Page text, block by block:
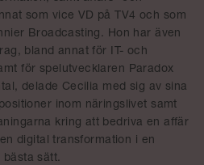
som vice VD på TV4 och som
Broadcasting. Hon har även
bland annat för IT- och
för spelutvecklaren Paradox
delade Cecilia med sig av sina
inom näringslivet samt
kring att bedriva en affär
digital transformation i en
bästa sätt.